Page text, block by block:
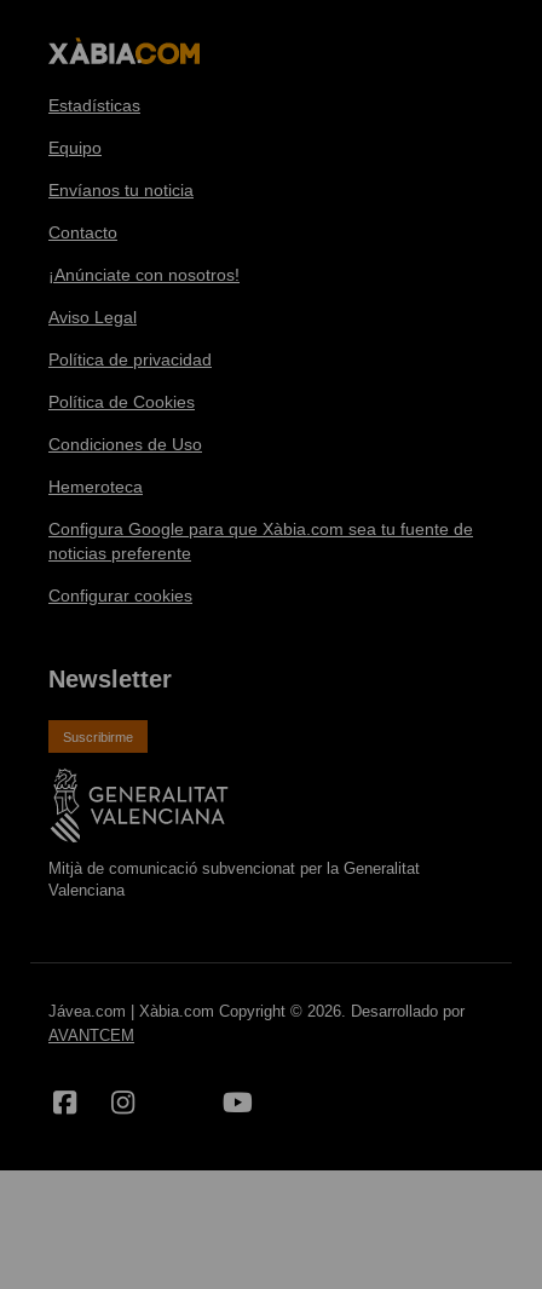
Estadísticas
Equipo
Envíanos tu noticia
Contacto
¡Anúnciate con nosotros!
Aviso Legal
Política de privacidad
Política de Cookies
Condiciones de Uso
Hemeroteca
Configura Google para que Xàbia.com sea tu fuente de
noticias preferente
Configurar cookies
Newsletter
Suscribirme
Mitjà de comunicació subvencionat per la Generalitat
Valenciana
Jávea.com | Xàbia.com Copyright © 2026. Desarrollado por
AVANTCEM